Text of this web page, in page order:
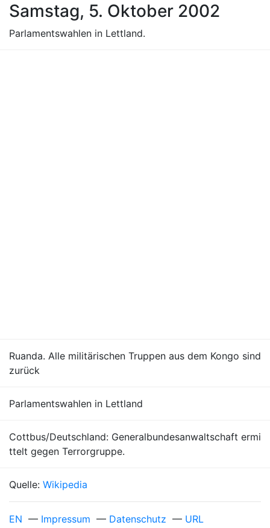
Samstag, 5. Oktober 2002
Parlamentswahlen in Lettland.
Ruanda. Alle militärischen Truppen aus dem Kongo sind
zurück
Parlamentswahlen in Lettland
Cottbus/Deutschland: Generalbundesanwaltschaft ermi
ttelt gegen Terrorgruppe.
Quelle: Wikipedia
EN — Impressum — Datenschutz — URL